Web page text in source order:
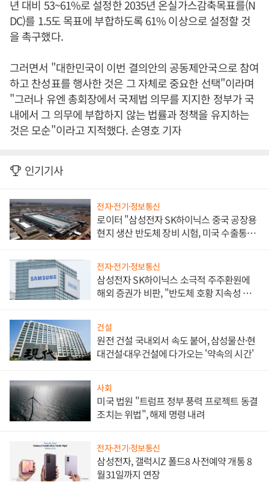
년 대비 53~61%로 설정한 2035년 온실가스감축목표를(N
DC)를 1.5도 목표에 부합하도록 61% 이상으로 설정할 것
을 촉구했다.
그러면서 "대한민국이 이번 결의안의 공동제안국으로 참여
하고 찬성표를 행사한 것은 그 자체로 중요한 선택"이라며
"그러나 유엔 총회장에서 국제법 의무를 지지한 정부가 국
내에서 그 의무에 부합하지 않는 법률과 정책을 유지하는
것은 모순"이라고 지적했다. 손영호 기자
인기기사
전자·전기·정보통신
로이터 "삼성전자 SK하이닉스 중국 공장용
현지 생산 반도체 장비 시험, 미국 수출통제
전자·전기·정보통신
삼성전자 SK하이닉스 소극적 주주환원에
해외 증권가 비판, "반도체 호황 지속성 의
건설
원전 건설 국내외서 속도 붙어, 삼성물산·현
대건설·대우건설에 다가오는 '약속의 시간'
사회
미국 법원 "트럼프 정부 풍력 프로젝트 동결
조치는 위법", 해제 명령 내려
전자·전기·정보통신
삼성전자, 갤럭시Z 폴드8 사전예약 개통 8
월31일까지 연장